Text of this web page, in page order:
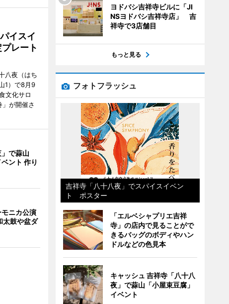
イスイ
レート
八夜（はち
1）で8月9
文化サロ
が開催さ
で蒜山
ント 作り
ニカ公演
太鼓や盆ダ
ヨドバシ吉祥寺ビルに「JI
NSヨドバシ吉祥寺店」 吉
祥寺で3店舗目
もっと見る
フォトフラッシュ
吉祥寺「八十八夜」でスパイスイベン
ト ポスター
「エルベシャプリエ吉祥
寺」の店内で見ることがで
きるバッグのボディやハン
ドルなどの色見本
キャッシュ 吉祥寺「八十八
夜」で蒜山「小屋束豆腐」
イベント